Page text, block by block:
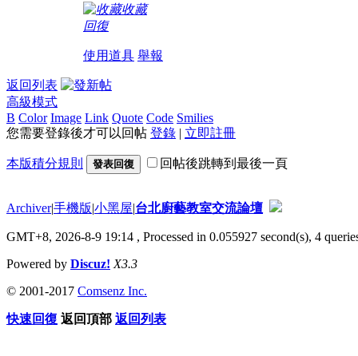
收藏
回復
使用道具 舉報
返回列表
高級模式
B Color Image Link Quote Code Smilies
您需要登錄後才可以回帖 登錄 | 立即註冊
本版積分規則 發表回復 回帖後跳轉到最後一頁
Archiver|手機版|小黑屋|台北廚藝教室交流論壇
GMT+8, 2026-8-9 19:14 , Processed in 0.055927 second(s), 4
Powered by Discuz! X3.3
© 2001-2017 Comsenz Inc.
快速回復 返回頂部 返回列表